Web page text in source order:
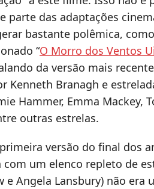
parte das adaptações
bastante polêmica,
“O Morro dos Ventos
da versão mais
Kenneth Branagh e
Hammer, Emma Mackey,
outras estrelas.
versão do final dos
um elenco repleto de
e Angela Lansbury) não era